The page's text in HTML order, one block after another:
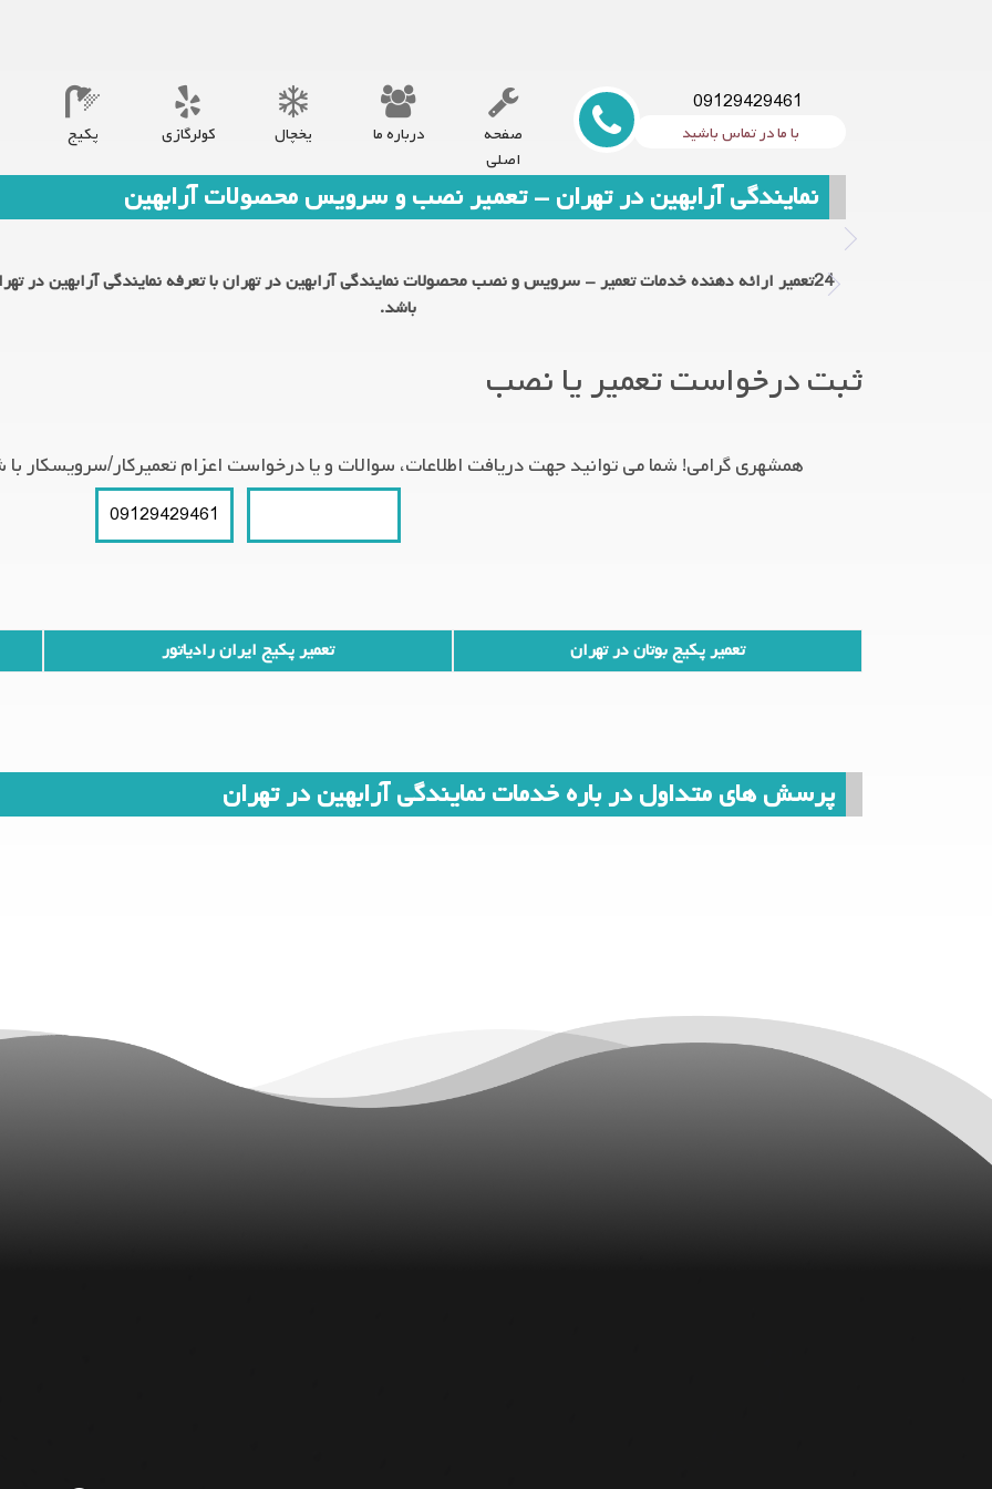
09129429461
با ما در تماس باشید
صفحه
اصلی
درباره ما یخچال کولرگازی پکیج
نمایندگی آرابهین در تهران - تعمیر نصب و سرویس محصولات آرابهین
24تعمیر ارائه دهنده خدمات تعمیر - سرویس و نصب محصولات نمایندگی آرابهین در تهران با تعرفه نمایندگی آرابهین در
باشد.
ثبت درخواست تعمیر یا نصب
همشهری گرامی! شما می توانید جهت دریافت اطلاعات، سوالات و یا درخواست اعزام تعمیرکار/سرویسکار
09129429461
تعمیر پکیج ایران رادیاتور تعمیر پکیج بوتان در تهران
پرسش های متداول در باره خدمات نمایندگی آرابهین در تهران